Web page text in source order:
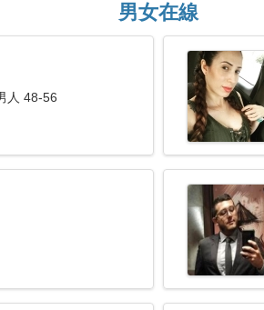
男女在線
人 48-56